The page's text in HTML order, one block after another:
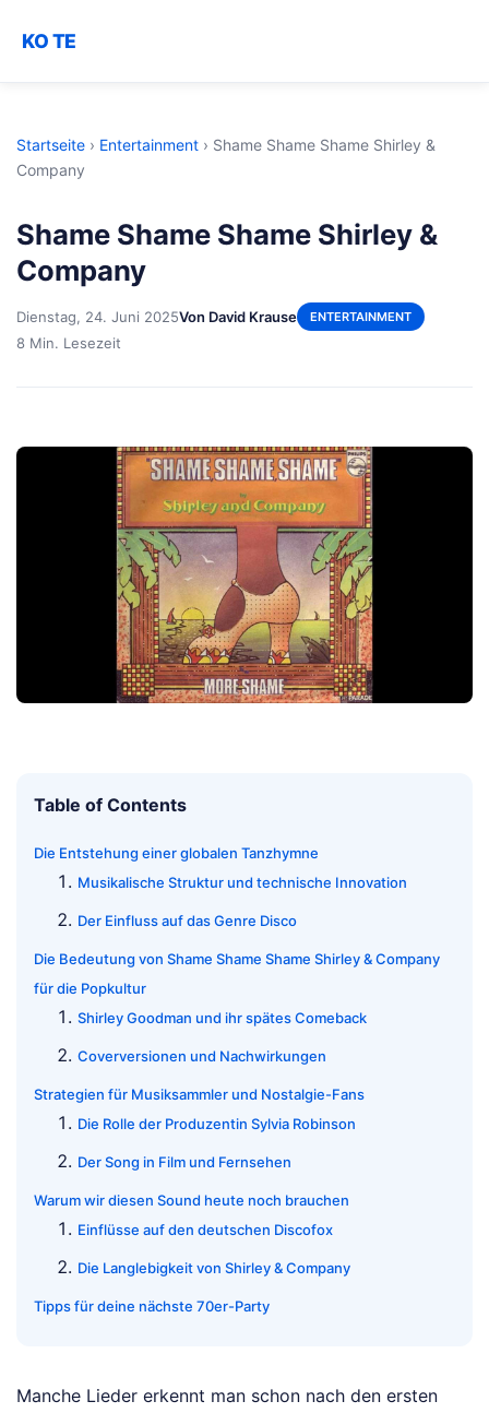
KO TE
Startseite › Entertainment › Shame Shame Shame Shirley &
Company
Shame Shame Shame Shirley &
Company
Dienstag, 24. Juni 2025Von David Krause ENTERTAINMENT
8 Min. Lesezeit
Table of Contents
Die Entstehung einer globalen Tanzhymne
Musikalische Struktur und technische Innovation
Der Einfluss auf das Genre Disco
Die Bedeutung von Shame Shame Shame Shirley & Company
für die Popkultur
Shirley Goodman und ihr spätes Comeback
Coverversionen und Nachwirkungen
Strategien für Musiksammler und Nostalgie-Fans
Die Rolle der Produzentin Sylvia Robinson
Der Song in Film und Fernsehen
Warum wir diesen Sound heute noch brauchen
Einflüsse auf den deutschen Discofox
Die Langlebigkeit von Shirley & Company
Tipps für deine nächste 70er-Party
Manche Lieder erkennt man schon nach den ersten